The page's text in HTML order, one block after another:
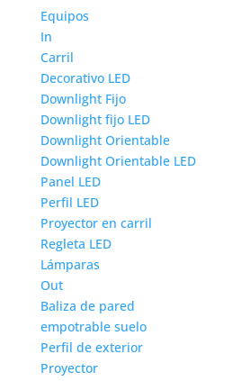
Equipos
In
Carril
Decorativo LED
Downlight Fijo
Downlight fijo LED
Downlight Orientable
Downlight Orientable LED
Panel LED
Perfil LED
Proyector en carril
Regleta LED
Lámparas
Out
Baliza de pared
empotrable suelo
Perfil de exterior
Proyector